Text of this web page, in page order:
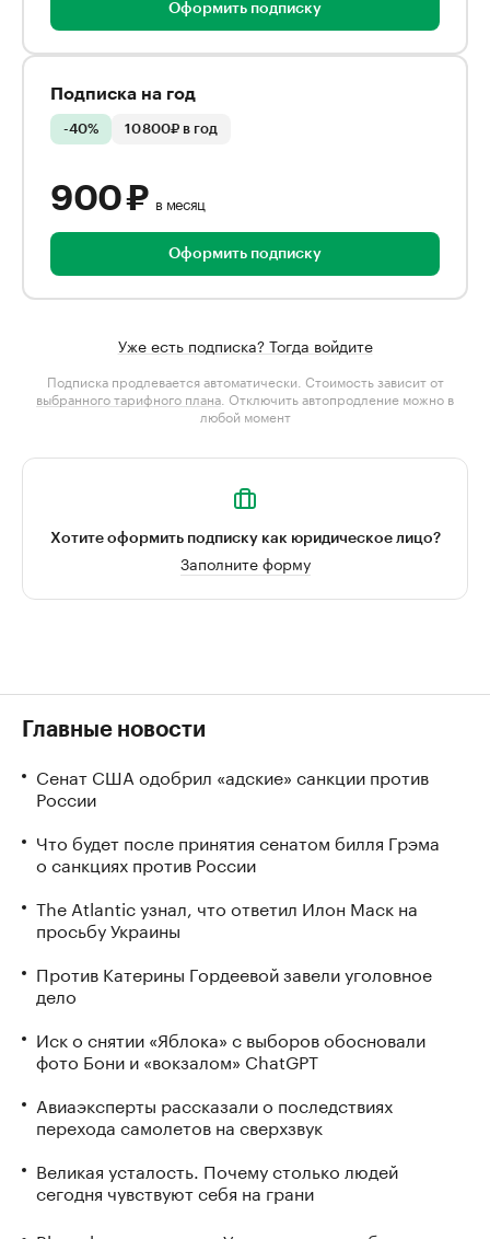
Оформить подписку
Подписка на год
-40% 10 800₽ в год
900 ₽ в месяц
Оформить подписку
Уже есть подписка? Тогда войдите
Подписка продлевается автоматически. Стоимость зависит от
выбранного тарифного плана . Отключить автопродление можно в
любой момент
Хотите оформить подписку как юридическое лицо?
Заполните форму
Главные новости
Сенат США одобрил «адские» санкции против
России
Что будет после принятия сенатом билля Грэма
о санкциях против России
The Atlantic узнал, что ответил Илон Маск на
просьбу Украины
Против Катерины Гордеевой завели уголовное
дело
Иск о снятии «Яблока» с выборов обосновали
фото Бони и «вокзалом» ChatGPT
Авиаэксперты рассказали о последствиях
перехода самолетов на сверхзвук
Великая усталость. Почему столько людей
сегодня чувствуют себя на грани